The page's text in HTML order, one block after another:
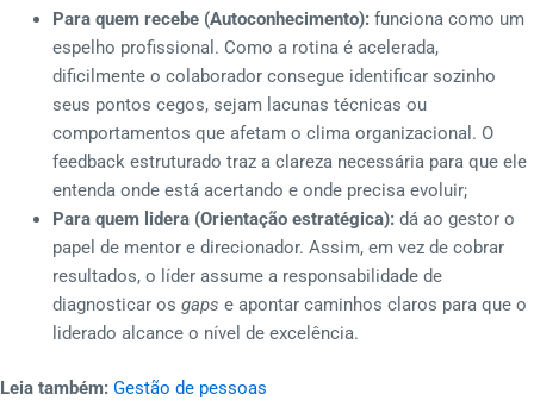
Para quem recebe (Autoconhecimento):funciona como um
espelho profissional. Como a rotina é acelerada,
dificilmente o colaborador consegue identificar sozinho
seus pontos cegos, sejam lacunas técnicas ou
comportamentos que afetam o clima organizacional. O
feedback estruturado traz a clareza necessária para que ele
entenda onde está acertando e onde precisa evoluir;
Para quem lidera (Orientação estratégica):dá ao gestor o
papel de mentor e direcionador. Assim, em vez de cobrar
resultados, o líder assume a responsabilidade de
diagnosticar os gaps e apontar caminhos claros para que o
liderado alcance o nível de excelência.
Leia também: Gestão de pessoas